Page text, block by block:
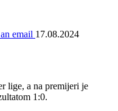
email 17.08.2024
lige, a na premijeri je
1:0.